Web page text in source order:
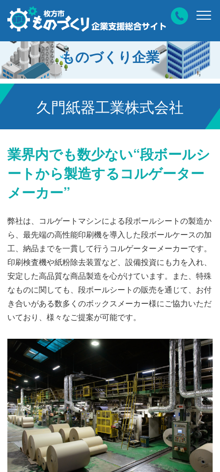
ものづくり企業
久門紙器工業株式会社
業界内でも数少ない“段ボールシ
ートから製造するコルゲーター
メーカー”
弊社は、コルゲートマシンによる段ボールシートの製造か
ら、最先端の高性能印刷機を導入した段ボールケースの加
工、納品までを一貫して行うコルゲーターメーカーです。
印刷検査機や紙粉除去装置など、設備投資にも力を入れ、
安定した高品質な商品製造を心がけています。また、特殊
なものに関しても、段ボールシートの販売を通じて、お付
き合いがある数多くのボックスメーカー様にご協力いただ
いており、様々なご提案が可能です。